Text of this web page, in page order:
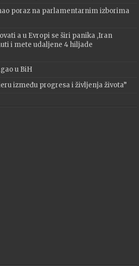
poraz na parlamentarnim izborima
a u Evropi se širi panika ,Iran
i mete udaljene 4 hiljade
u BiH
između progresa i življenja života”